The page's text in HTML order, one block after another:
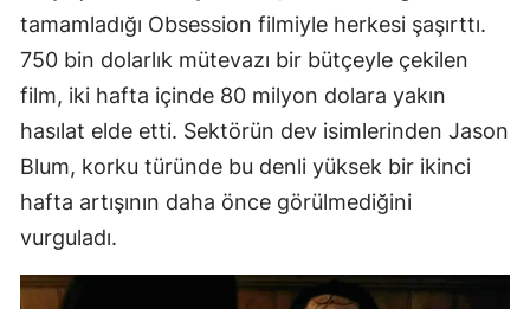
tamamladığı Obsession filmiyle herkesi şaşırttı.
750 bin dolarlık mütevazı bir bütçeyle çekilen
film, iki hafta içinde 80 milyon dolara yakın
hasılat elde etti. Sektörün dev isimlerinden Jason
Blum, korku türünde bu denli yüksek bir ikinci
hafta artışının daha önce görülmediğini
vurguladı.